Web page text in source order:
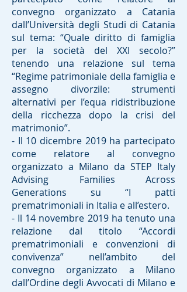
convegno organizzato a Catania
dall’Università degli Studi di Catania
sul tema: “Quale diritto di famiglia
per la società del XXI secolo?”
tenendo una relazione sul tema
“Regime patrimoniale della famiglia e
assegno divorzile: strumenti
alternativi per l’equa ridistribuzione
della ricchezza dopo la crisi del
matrimonio”.
- Il 10 dicembre 2019 ha partecipato
come relatore al convegno
organizzato a Milano da STEP Italy
Advising Families Across
Generations su “I patti
prematrimoniali in Italia e all’estero.
- Il 14 novembre 2019 ha tenuto una
relazione dal titolo “Accordi
prematrimoniali e convenzioni di
convivenza” nell’ambito del
convegno organizzato a Milano
dall’Ordine degli Avvocati di Milano e